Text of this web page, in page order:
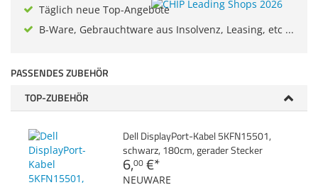
Täglich neue Top-Angebote
B-Ware, Gebrauchtware aus Insolvenz, Leasing, etc ...
PASSENDES ZUBEHÖR
TOP-ZUBEHÖR
Dell DisplayPort-Kabel 5KFN15501,
schwarz, 180cm, gerader Stecker
6,00 €*
NEUWARE